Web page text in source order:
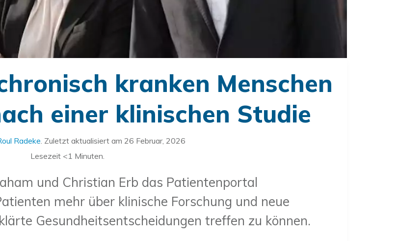
kranken Menschen
einer klinischen Studie
Radeke. Zuletzt aktualisiert am 26 Februar, 2026
Lesezeit <1 Minuten.
und Christian Erb das Patientenportal
mehr über klinische Forschung und neue
Gesundheitsentscheidungen treffen zu können.